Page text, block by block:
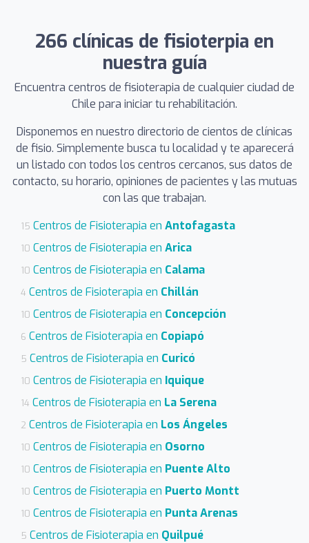
266 clínicas de fisioterpia en
nuestra guía
Encuentra centros de fisioterapia de cualquier ciudad de
Chile para iniciar tu rehabilitación.
Disponemos en nuestro directorio de cientos de clínicas
de fisio. Simplemente busca tu localidad y te aparecerá
un listado con todos los centros cercanos, sus datos de
contacto, su horario, opiniones de pacientes y las mutuas
con las que trabajan.
15 Centros de Fisioterapia en Antofagasta
10 Centros de Fisioterapia en Arica
10 Centros de Fisioterapia en Calama
4 Centros de Fisioterapia en Chillán
10 Centros de Fisioterapia en Concepción
6 Centros de Fisioterapia en Copiapó
5 Centros de Fisioterapia en Curicó
10 Centros de Fisioterapia en Iquique
14 Centros de Fisioterapia en La Serena
2 Centros de Fisioterapia en Los Ángeles
10 Centros de Fisioterapia en Osorno
10 Centros de Fisioterapia en Puente Alto
10 Centros de Fisioterapia en Puerto Montt
10 Centros de Fisioterapia en Punta Arenas
5 Centros de Fisioterapia en Quilpué